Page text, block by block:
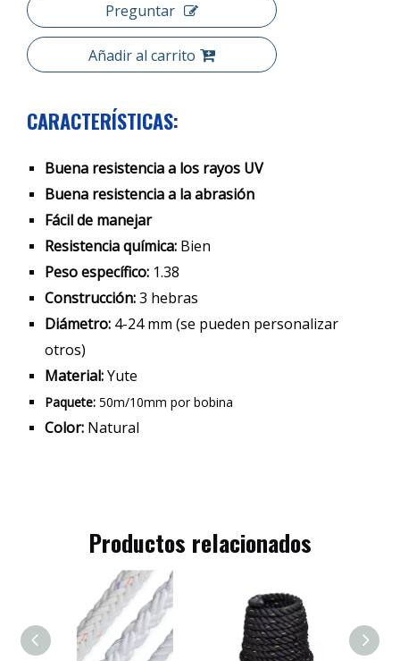
Preguntar
Añadir al carrito
CARACTERÍSTICAS:
Buena resistencia a los rayos UV
Buena resistencia a la abrasión
Fácil de manejar
Resistencia química: Bien
Peso específico: 1.38
Construcción:3 hebras
Diámetro: 4-24 mm (se pueden personalizar
otros)
Material:Yute
Paquete: 50m/10mm por bobina
Color: Natural
Productos relacionados